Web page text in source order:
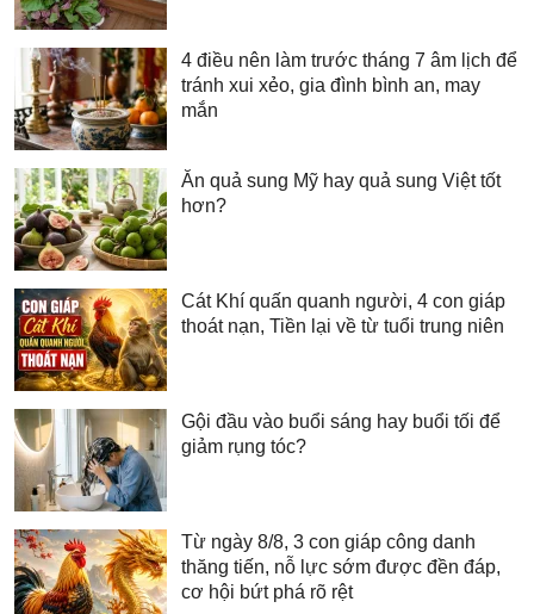
4 điều nên làm trước tháng 7 âm lịch để
tránh xui xẻo, gia đình bình an, may
mắn
Ăn quả sung Mỹ hay quả sung Việt tốt
hơn?
Cát Khí quấn quanh người, 4 con giáp
thoát nạn, Tiền lại về từ tuổi trung niên
Gội đầu vào buổi sáng hay buổi tối để
giảm rụng tóc?
Từ ngày 8/8, 3 con giáp công danh
thăng tiến, nỗ lực sớm được đền đáp,
cơ hội bứt phá rõ rệt